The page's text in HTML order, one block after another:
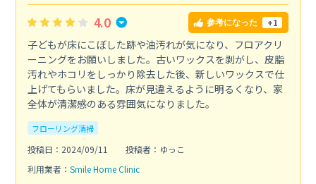
4.0 参考になった +1
子どもが床にこぼした跡や油汚れが気になり、フロアクリ
ーニングをお願いしました。古いワックスを剥がし、皮脂
汚れやホコリをしっかり除去した後、新しいワックスで仕
上げてもらいました。床が見違えるように明るくなり、家
全体が清潔感のある雰囲気になりました。
フローリング清掃
投稿日：2024/09/11
投稿者：ゆっこ
利用業者： Smile Home Clinic